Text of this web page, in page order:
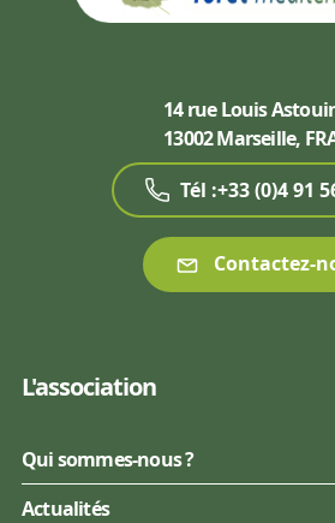
14 rue Louis
13002 Marseille,
Tél :+33 (0)4 91
Contactez-
L'association
Qui sommes-nous ?
Actualités